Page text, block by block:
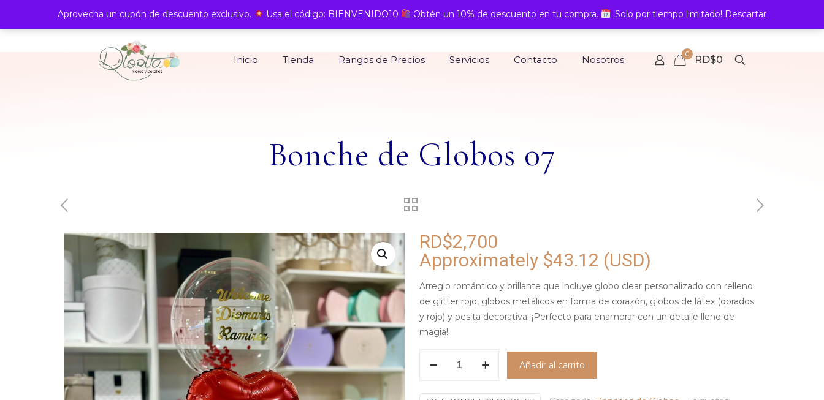
Inicio Tienda Rangos de Precios Servicios Contacto Nosotros 0 RD$0
Bonche de Globos 07
RD$2,700
Approximately $43.12 (USD)
Arreglo romántico y brillante que incluye globo clear personalizado con relleno
de glitter rojo, globos metálicos en forma de corazón, globos de látex (dorados
y rojo) y pesita decorativa. ¡Perfecto para enamorar con un detalle lleno de
magia!
Añadir al carrito
Aprovecha un cupón de descuento exclusivo. Usa el código: BIENVENIDO10 Obtén un 10% de descuento en tu compra. ¡Solo por tiempo limitado! Descartar